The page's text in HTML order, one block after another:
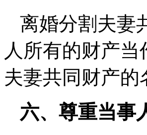
离婚分割夫妻
人所有的财产
夫妻共同财产
六、尊重当事